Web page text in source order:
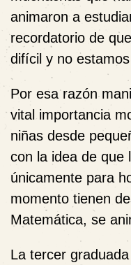
animaron a
recordatorio de
difícil y no
Por esa razón
vital importancia
niñas desde
con la idea de que
únicamente para
momento tienen
Matemática, se
La tercer